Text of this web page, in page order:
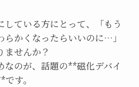
している方にとって、「もう
らかくなったらいいのに…」
ませんか？
なのが、話題の**磁化デバイ
す。